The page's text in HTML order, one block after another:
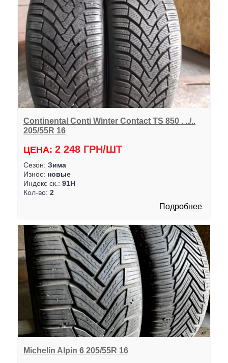
Continental Conti Winter Contact TS 850 . ../..
205/55R 16
ЦЕНА: 2 248 ГРН/ШТ
Сезон: Зима
Износ: новые
Индекс ск.: 91H
Кол-во: 2
Подробнее
Michelin Alpin 6 205/55R 16